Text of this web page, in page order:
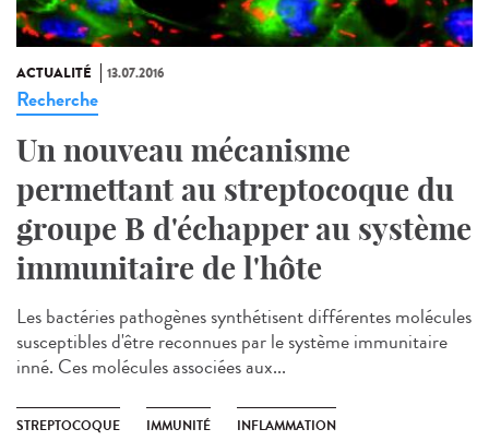
ACTUALITÉ 13.07.2016
Recherche
Un nouveau mécanisme
permettant au streptocoque du
groupe B d'échapper au système
immunitaire de l'hôte
Les bactéries pathogènes synthétisent différentes molécules
susceptibles d'être reconnues par le système immunitaire
inné. Ces molécules associées aux...
STREPTOCOQUE IMMUNITÉ INFLAMMATION